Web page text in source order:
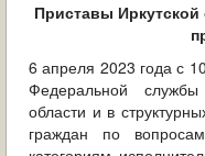
ОБРАЩЕНИЯ ГРАЖДАН
ГРАДОСТРОИТЕЛЬНАЯ
ИНФОРМИРОВАНИЕ
Приставы Иркутской
6 апреля 2023 года с
Федеральной
области и в
граждан по